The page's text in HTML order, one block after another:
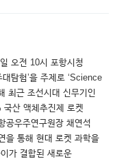
오전 10시 포항시청
탐험’을 주제로 ‘Science
최근 조선시대 신무기인
산 액체추진제 로켓
공우주연구원장 채연석
을 통해 현대 로켓 과학을
가 결합된 새로운